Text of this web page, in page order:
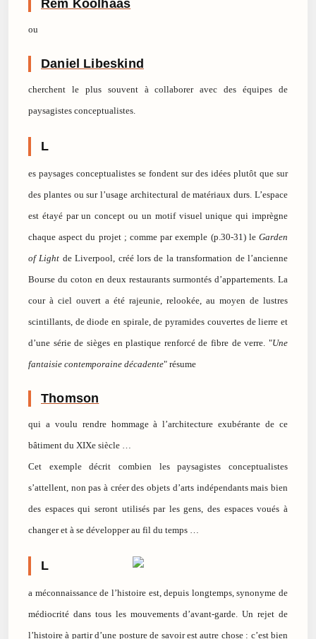
Rem Koolhaas
ou
Daniel Libeskind
cherchent le plus souvent à collaborer avec des équipes de
paysagistes conceptualistes.
L
es paysages conceptualistes se fondent sur des idées plutôt que sur
des plantes ou sur l’usage architectural de matériaux durs. L’espace
est étayé par un concept ou un motif visuel unique qui imprègne
chaque aspect du projet ; comme par exemple (p.30-31) le Garden
of Light de Liverpool, créé lors de la transformation de l’ancienne
Bourse du coton en deux restaurants surmontés d’appartements. La
cour à ciel ouvert a été rajeunie, relookée, au moyen de lustres
scintillants, de diode en spirale, de pyramides couvertes de lierre et
d’une série de sièges en plastique renforcé de fibre de verre. "Une
fantaisie contemporaine décadente" résume
Thomson
qui a voulu rendre hommage à l’architecture exubérante de ce
bâtiment du XIXe siècle …
Cet exemple décrit combien les paysagistes conceptualistes
s’attellent, non pas à créer des objets d’arts indépendants mais bien
des espaces qui seront utilisés par les gens, des espaces voués à
changer et à se développer au fil du temps …
L
a méconnaissance de l’histoire est, depuis longtemps, synonyme de
médiocrité dans tous les mouvements d’avant-garde. Un rejet de
l’histoire à partir d’une posture de savoir est autre chose : c’est bien